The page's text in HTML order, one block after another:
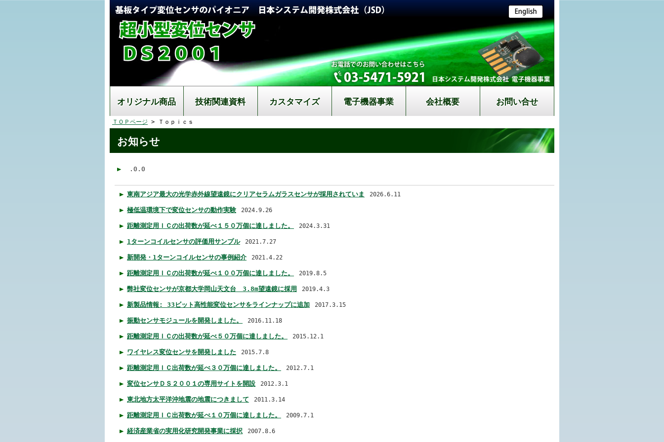
オリジナル商品 技術関連資料 カスタマイズ 電子機器事業 会社概要 お問い合せ
ＴＯＰページ > Ｔｏｐｉｃｓ
お知らせ
.0.0
東南アジア最大の光学赤外線望遠鏡にクリアセラムガラスセンサが採用されていま 2026.6.11
極低温環境下で変位センサの動作実験 2024.9.26
距離測定用ＩＣの出荷数が延べ１５０万個に達しました。 2024.3.31
1ターンコイルセンサの評価用サンプル 2021.7.27
新開発・1ターンコイルセンサの事例紹介 2021.4.22
距離測定用ＩＣの出荷数が延べ１００万個に達しました。 2019.8.5
弊社変位センサが京都大学岡山天文台 3.8m望遠鏡に採用 2019.4.3
新製品情報: 33ビット高性能変位センサをラインナップに追加 2017.3.15
振動センサモジュールを開発しました。 2016.11.18
距離測定用ＩＣの出荷数が延べ５０万個に達しました。 2015.12.1
ワイヤレス変位センサを開発しました 2015.7.8
距離測定用ＩＣ出荷数が延べ３０万個に達しました。 2012.7.1
変位センサＤＳ２００１の専用サイトを開設 2012.3.1
東北地方太平洋沖地震の地震につきまして 2011.3.14
距離測定用ＩＣ出荷数が延べ１０万個に達しました。 2009.7.1
経済産業省の実用化研究開発事業に採択 2007.8.6